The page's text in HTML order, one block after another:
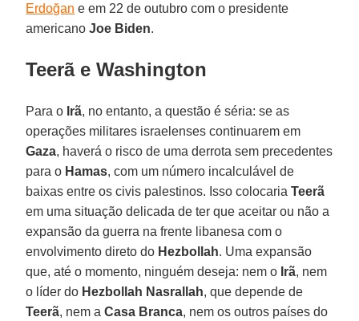
Erdoğan e em 22 de outubro com o presidente
americanoJoe Biden.
Teerã e Washington
Para o Irã, no entanto, a questão é séria: se as
operações militares israelenses continuarem em
Gaza, haverá o risco de uma derrota sem precedentes
para o Hamas, com um número incalculável de
baixas entre os civis palestinos. Isso colocariaTeerã
em uma situação delicada de ter que aceitar ou não a
expansão da guerra na frente libanesa com o
envolvimento direto do Hezbollah. Uma expansão
que, até o momento, ninguém deseja: nem o Irã, nem
o líder do Hezbollah Nasrallah, que depende de
Teerã, nem aCasa Branca, nem os outros países do